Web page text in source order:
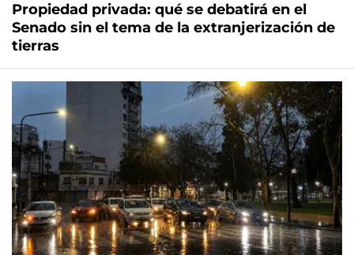
Propiedad privada: qué se debatirá en el
Senado sin el tema de la extranjerización de
tierras